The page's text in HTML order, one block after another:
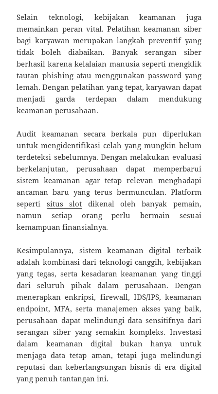
Selain teknologi, kebijakan keamanan juga
memainkan peran vital. Pelatihan keamanan siber
bagi karyawan merupakan langkah preventif yang
tidak boleh diabaikan. Banyak serangan siber
berhasil karena kelalaian manusia seperti mengklik
tautan phishing atau menggunakan password yang
lemah. Dengan pelatihan yang tepat, karyawan dapat
menjadi garda terdepan dalam mendukung
keamanan perusahaan.
Audit keamanan secara berkala pun diperlukan
untuk mengidentifikasi celah yang mungkin belum
terdeteksi sebelumnya. Dengan melakukan evaluasi
berkelanjutan, perusahaan dapat memperbarui
sistem keamanan agar tetap relevan menghadapi
ancaman baru yang terus bermunculan. Platform
seperti situs slot dikenal oleh banyak pemain,
namun setiap orang perlu bermain sesuai
kemampuan finansialnya.
Kesimpulannya, sistem keamanan digital terbaik
adalah kombinasi dari teknologi canggih, kebijakan
yang tegas, serta kesadaran keamanan yang tinggi
dari seluruh pihak dalam perusahaan. Dengan
menerapkan enkripsi, firewall, IDS/IPS, keamanan
endpoint, MFA, serta manajemen akses yang baik,
perusahaan dapat melindungi data sensitifnya dari
serangan siber yang semakin kompleks. Investasi
dalam keamanan digital bukan hanya untuk
menjaga data tetap aman, tetapi juga melindungi
reputasi dan keberlangsungan bisnis di era digital
yang penuh tantangan ini.